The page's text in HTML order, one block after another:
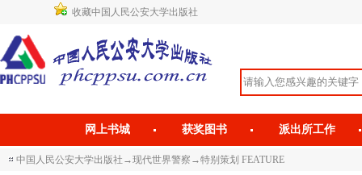
收藏中国人民公安大学出版社
网上书城 获奖图书 派出所工作
中国人民公安大学出版社 →现代世界警察 →特别策划 FEATURE